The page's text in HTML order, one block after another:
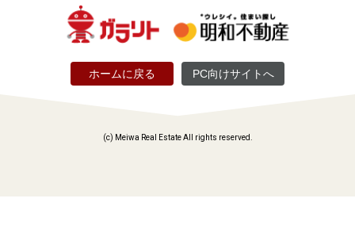
ホームに戻る PC向けサイトへ
(c) Meiwa Real Estate All rights reserved.